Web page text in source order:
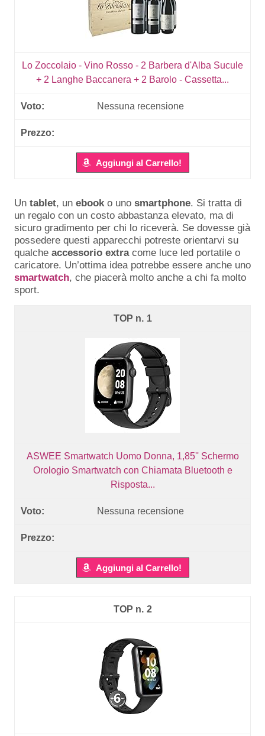
Lo Zoccolaio - Vino Rosso - 2 Barbera d'Alba Sucule
+ 2 Langhe Baccanera + 2 Barolo - Cassetta...
Nessuna recensione
Aggiungi al Carrello!
Un tablet, un ebooko uno smartphone. Si tratta di
un regalo con un costo abbastanza elevato, ma di
sicuro gradimento per chi lo riceverà. Se dovesse già
possedere questi apparecchi potreste orientarvi su
qualche accessorio extracome luce led portatile o
caricatore. Un’ottima idea potrebbe essere anche uno
smartwatch, che piacerà molto anche a chi fa molto
sport.
1
ASWEE Smartwatch Uomo Donna, 1,85'' Schermo
Orologio Smartwatch con Chiamata Bluetooth e
Risposta...
Nessuna recensione
Aggiungi al Carrello!
2